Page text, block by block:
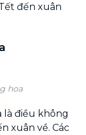
đến xuân
hoa
là điều không
xuân về. Các